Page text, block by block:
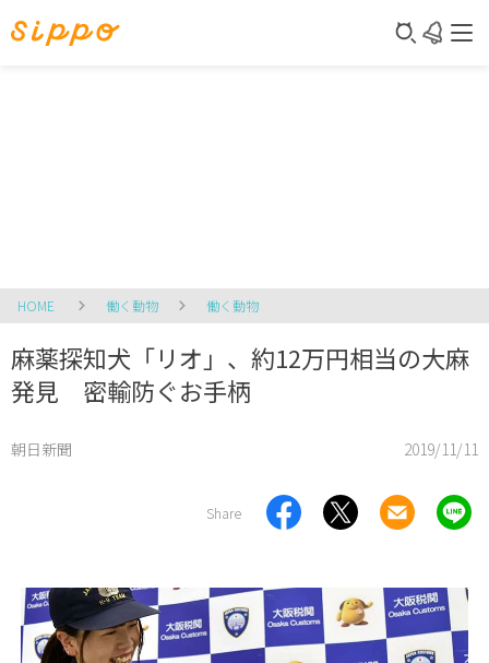
HOME 働く動物 働く動物
麻薬探知犬「リオ」、約12万円相当の大麻
発見 密輸防ぐお手柄
朝日新聞 2019/11/11
Share